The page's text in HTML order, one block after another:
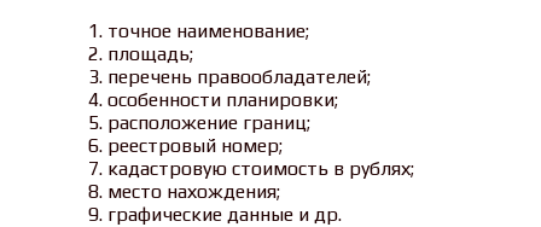
точное наименование;
площадь;
перечень правообладателей;
особенности планировки;
расположение границ;
реестровый номер;
кадастровую стоимость в рублях;
место нахождения;
графические данные и др.